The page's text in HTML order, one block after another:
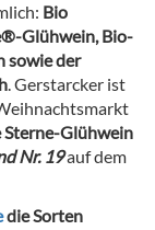
Bio
Glühwein, Bio-
sowie der
.Gerstarcker ist
Sterne-Glühwein
Nr. 19auf dem
die Sorten